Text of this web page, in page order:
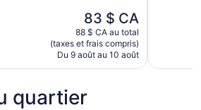
Le
prix
est
de
83 $ CA
83 $ CA
88 $ CA au total
(taxes et frais compris)
Du 9 août au 10 août
quartier